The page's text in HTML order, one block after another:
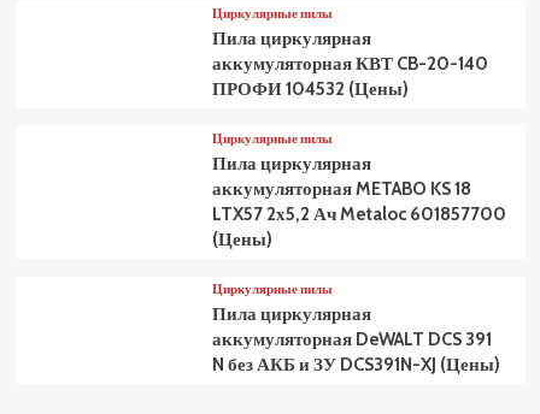
Циркулярные пилы
Пила циркулярная
аккумуляторная КВТ CB-20-140
ПРОФИ 104532 (Цены)
Циркулярные пилы
Пила циркулярная
аккумуляторная METABO KS 18
LTX57 2х5,2 Ач Metaloc 601857700
(Цены)
Циркулярные пилы
Пила циркулярная
аккумуляторная DeWALT DCS 391
N без АКБ и ЗУ DCS391N-XJ (Цены)